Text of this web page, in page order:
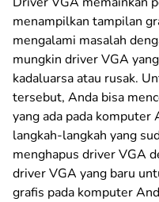
menampilkan tampilan
mengalami masalah
mungkin driver VGA
kadaluarsa atau rusak.
tersebut, Anda bisa
yang ada pada komputer
langkah-langkah yang
menghapus driver VGA
driver VGA yang baru
grafis pada komputer